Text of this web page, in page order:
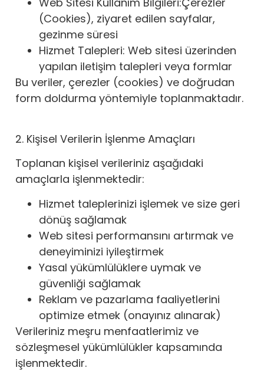
(Cookies), ziyaret edilen sayfalar,
gezinme süresi
Hizmet Talepleri: Web sitesi üzerinden
yapılan iletişim talepleri veya formlar
Bu veriler, çerezler (cookies) ve doğrudan
form doldurma yöntemiyle toplanmaktadır.
2. Kişisel Verilerin İşlenme Amaçları
Toplanan kişisel verileriniz aşağıdaki
amaçlarla işlenmektedir:
Hizmet taleplerinizi işlemek ve size geri
dönüş sağlamak
Web sitesi performansını artırmak ve
deneyiminizi iyileştirmek
Yasal yükümlülüklere uymak ve
güvenliği sağlamak
Reklam ve pazarlama faaliyetlerini
optimize etmek (onayınız alınarak)
Verileriniz meşru menfaatlerimiz ve
sözleşmesel yükümlülükler kapsamında
işlenmektedir.